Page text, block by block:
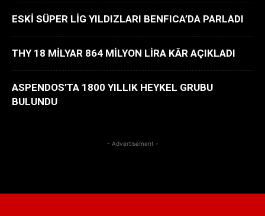
ESKİ SÜPER LİG YILDIZLARI BENFICA’DA PARLADI
THY 18 MİLYAR 864 MİLYON LİRA KÂR AÇIKLADI
ASPENDOS’TA 1800 YILLIK HEYKEL GRUBU
BULUNDU
- Advertisement -